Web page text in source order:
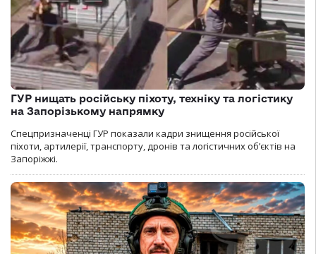
ГУР нищать російську піхоту, техніку та логістику
на Запорізькому напрямку
Спецпризначенці ГУР показали кадри знищення російської
піхоти, артилерії, транспорту, дронів та логістичних об’єктів на
Запоріжжі.